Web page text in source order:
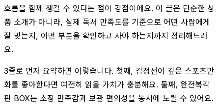
흐름을 함께 챙길 수 있다는 점이 강점이에요. 이 글은 단순한 상
품 소개가 아니라, 실제 독서 만족도를 기준으로 어떤 사람에게
잘 맞는지, 어떤 부분을 확인하고 사야 하는지까지 정리해드려
요.
3줄로 먼저 요약하면 이렇습니다. 첫째, 감정선이 깊은 스포츠만
화를 좋아한다면 여전히 읽을 가치가 충분해요. 둘째, 완전복각
판 BOX는 소장 만족감과 보관 편의성을 동시에 노릴 수 있어요.